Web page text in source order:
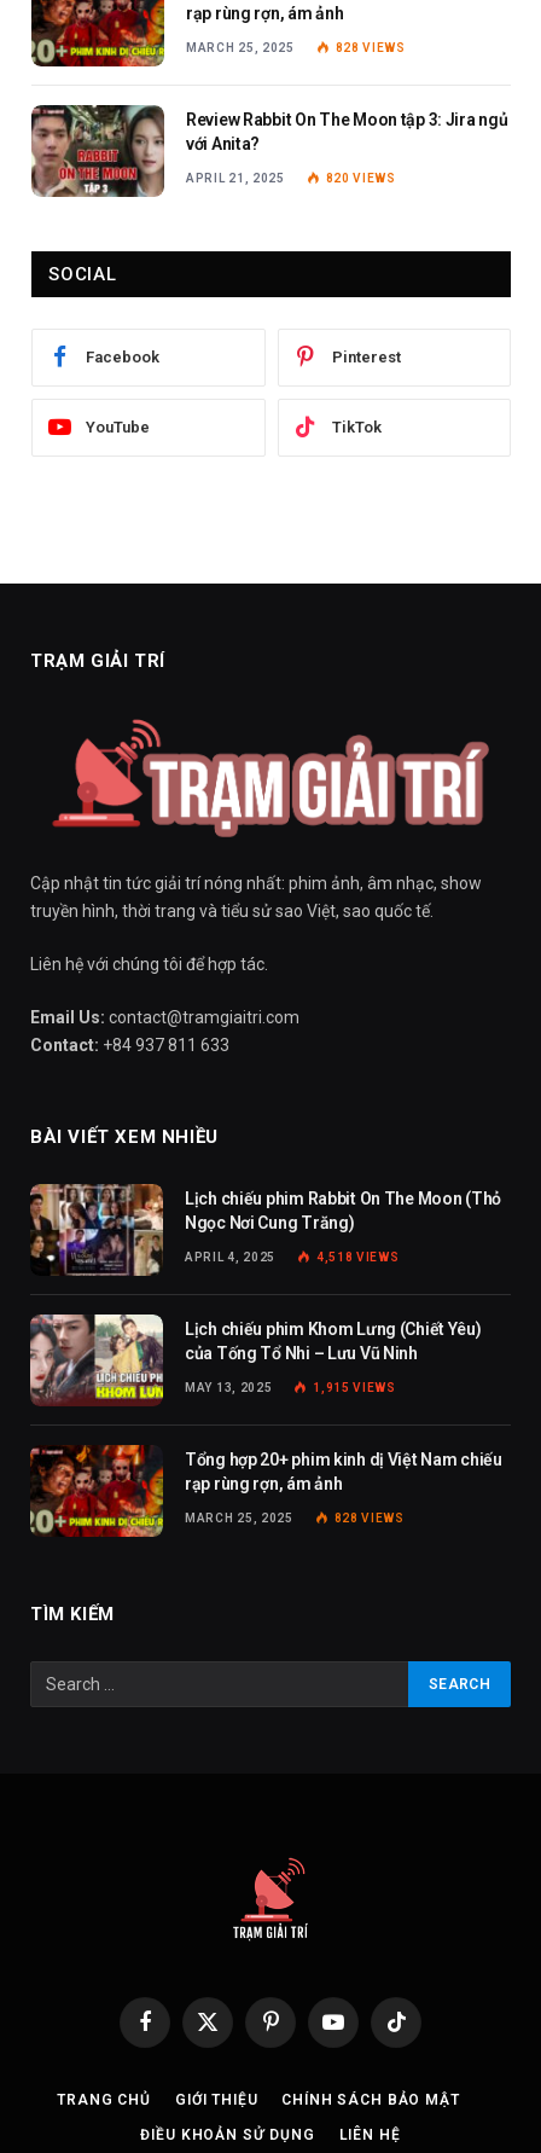
rạp rùng rợn, ám ảnh
MARCH 25, 2025 828VIEWS
Review Rabbit On The Moon tập 3: Jira ngủ
với Anita?
APRIL 21, 2025 820VIEWS
SOCIAL
Facebook Pinterest
YouTube TikTok
TRẠM GIẢI TRÍ
Cập nhật tin tức giải trí nóng nhất: phim ảnh, âm nhạc, show
truyền hình, thời trang và tiểu sử sao Việt, sao quốc tế.
Liên hệ với chúng tôi để hợp tác.
Email Us: contact@tramgiaitri.com
Contact: +84 937 811 633
BÀI VIẾT XEM NHIỀU
Lịch chiếu phim Rabbit On The Moon (Thỏ
Ngọc Nơi Cung Trăng)
APRIL 4, 2025 4,518VIEWS
Lịch chiếu phim Khom Lưng (Chiết Yêu)
của Tống Tổ Nhi – Lưu Vũ Ninh
MAY 13, 2025 1,915VIEWS
Tổng hợp 20+ phim kinh dị Việt Nam chiếu
rạp rùng rợn, ám ảnh
MARCH 25, 2025 828VIEWS
TÌM KIẾM
Facebook
X
PinterestYouTubeTikTok
TRANG CHỦ GIỚI THIỆU CHÍNH SÁCH BẢO MẬT
ĐIỀU KHOẢN SỬ DỤNG LIÊN HỆ